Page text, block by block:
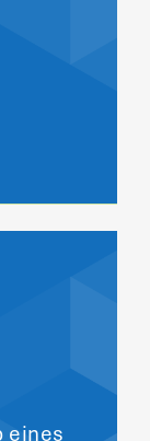
eines